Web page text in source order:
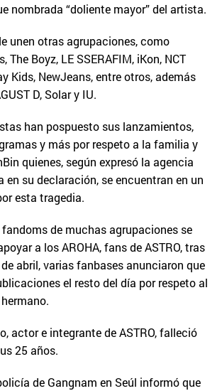
nombrada “doliente mayor” del artista.
unen otras agrupaciones, como
The Boyz, LE SSERAFIM, iKon, NCT
Kids, NewJeans, entre otros, además
D, Solar y IU.
han pospuesto sus lanzamientos,
y más por respeto a la familia y
quienes, según expresó la agencia
en su declaración, se encuentran en un
esta tragedia.
fandoms de muchas agrupaciones se
a los AROHA, fans de ASTRO, tras
abril, varias fanbases anunciaron que
el resto del día por respeto al
actor e integrante de ASTRO, falleció
25 años.
de Gangnam en Seúl informó que